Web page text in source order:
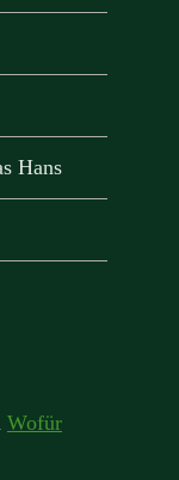
Hans
Wofür